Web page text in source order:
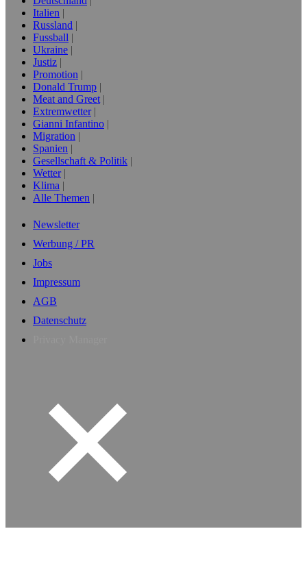
Italien
Russland
Fussball
Ukraine
Justiz
Promotion
Donald Trump
Meat and Greet
Extremwetter
Gianni Infantino
Migration
Spanien
Gesellschaft & Politik
Wetter
Klima
Alle Themen
Newsletter
Werbung / PR
Jobs
Impressum
AGB
Datenschutz